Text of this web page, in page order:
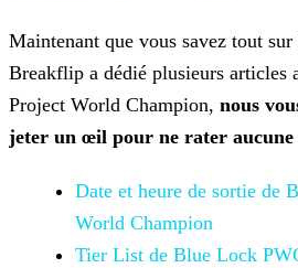
Maintenant que vous savez tout
Breakflip a dédié plusieurs articles
Project World Champion, nous
jeter un œil pour ne rater
Date et heure de sortie de
World Champion
Tier List de Blue Lock